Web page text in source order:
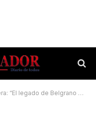
importante y nos compromete a todos”